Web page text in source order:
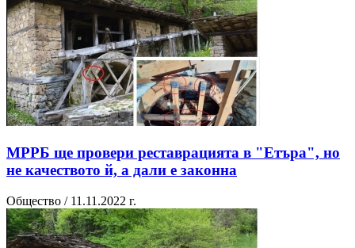
МРРБ ще провери реставрацията в "Етъра", но
не качеството й, а дали е законна
Общество / 11.11.2022 г.